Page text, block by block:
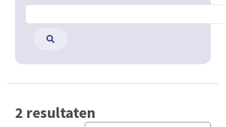
2 resultaten